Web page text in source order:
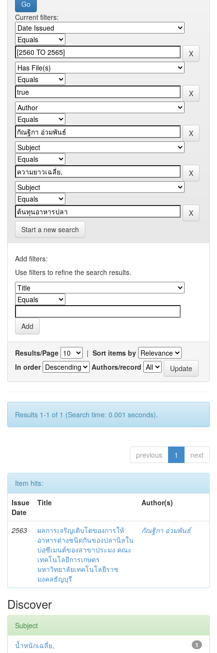
Current filters:
Start a new search
Add filters:
Use filters to refine the search results.
Results/Page | Sort items by
In order
Authors/record
Results 1-1 of 1 (Search time: 0.001 seconds).
previous 1 next
Item hits:
Issue
Date
Title Author(s)
2563
ผลการเจริญเติบโตของการให้
อาหารต่างชนิดกันของปลานิลใน
บ่อซีเมนต์ของสาขาประมง คณะ
เทคโนโลยีการเกษตร
มหาวิทยาลัยเทคโนโลยีราช
มงคลธัญบุรี
กัณฐิกา อ่วมพันธ์
Discover
Subject
1
น้ำหนักเฉลี่ย,